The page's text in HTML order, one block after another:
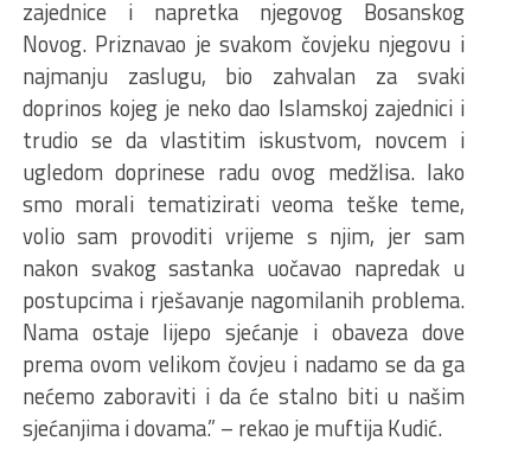
zajednice i napretka njegovog Bosanskog
Novog. Priznavao je svakom čovjeku njegovu i
najmanju zaslugu, bio zahvalan za svaki
doprinos kojeg je neko dao Islamskoj zajednici i
trudio se da vlastitim iskustvom, novcem i
ugledom doprinese radu ovog medžlisa. Iako
smo morali tematizirati veoma teške teme,
volio sam provoditi vrijeme s njim, jer sam
nakon svakog sastanka uočavao napredak u
postupcima i rješavanje nagomilanih problema.
Nama ostaje lijepo sjećanje i obaveza dove
prema ovom velikom čovjeu i nadamo se da ga
nećemo zaboraviti i da će stalno biti u našim
sjećanjima i dovama.” – rekao je muftija Kudić.